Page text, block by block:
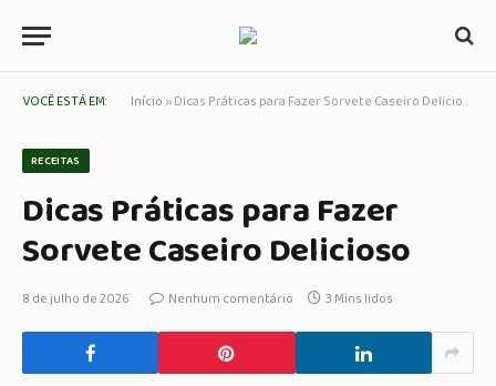
VOCÊ ESTÁ EM: Início »Dicas Práticas para Fazer Sorvete Caseiro Delicioso
RECEITAS
Dicas Práticas para Fazer
Sorvete Caseiro Delicioso
8 de julho de 2026 Nenhum comentário 3 Mins lidos